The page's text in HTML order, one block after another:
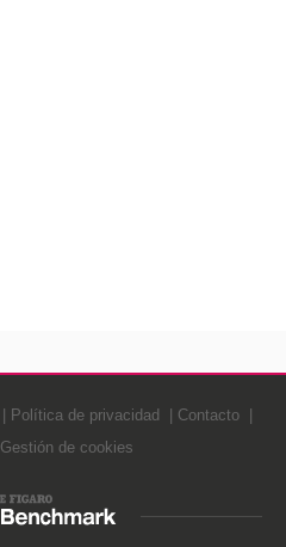
Política de privacidad
Contacto
Gestión de cookies